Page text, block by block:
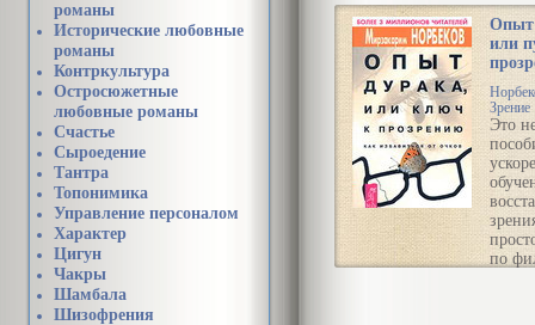
романы
Исторические любовные
романы
Контркультура
Остросюжетные
любовные романы
Счастье
Сыроедение
Тантра
Топонимика
Управление персоналом
Характер
Цигун
Чакры
Шамбала
Шизофрения
только
Опыт
или
Зрение
Это
по